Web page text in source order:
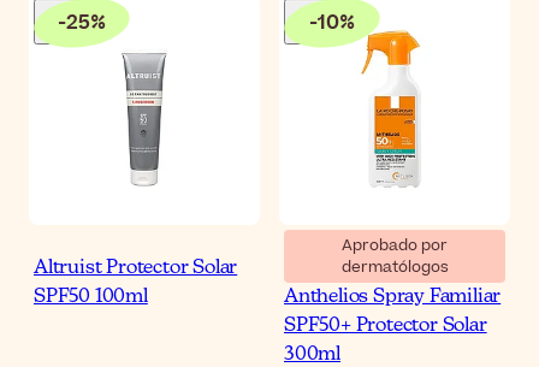
-25%
Altruist Protector Solar
SPF50 100ml
-10%
Aprobado por
dermatólogos
La Roche-Posay
Anthelios Spray Familiar
SPF50+ Protector Solar
300ml